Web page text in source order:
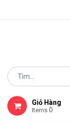
Giỏ Hàng
Items 0